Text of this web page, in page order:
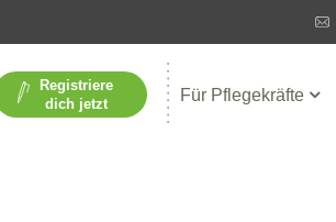
Für Pflegekräfte
Registriere
dich jetzt